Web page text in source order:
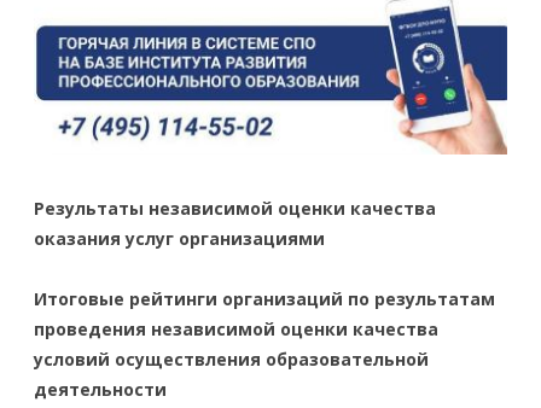
Результаты независимой оценки качества
оказания услуг организациями
Итоговые рейтинги организаций по результатам
проведения независимой оценки качества
условий осуществления образовательной
деятельности